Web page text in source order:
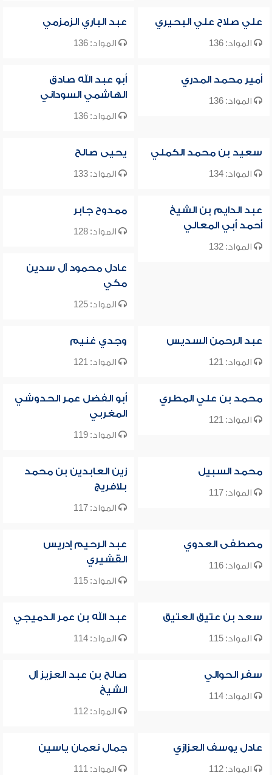
علي صلاح علي البحيري
المواد: 136
عبد الباري الزمزمي
المواد: 136
أمير محمد المدري
المواد: 136
أبو عبد الله صادق
الهاشمي السوداني
المواد: 136
سعيد بن محمد الكملي
المواد: 134
يحيى صالح
المواد: 133
عبد الدايم بن الشيخ
أحمد أبي المعالي
المواد: 132
ممدوح جابر
المواد: 128
عادل محمود آل سدين
مكي
المواد: 125
عبد الرحمن السديس
المواد: 121
وجدي غنيم
المواد: 121
محمد بن علي المطري
المواد: 121
أبو الفضل عمر الحدوشي
المغربي
المواد: 119
محمد السبيل
المواد: 117
زين العابدين بن محمد
بلافريج
المواد: 117
مصطفى العدوي
المواد: 116
عبد الرحيم إدريس
القشيري
المواد: 115
سعد بن عتيق العتيق
المواد: 115
عبد الله بن عمر الدميجي
المواد: 114
سفر الحوالي
المواد: 114
صالح بن عبد العزيز آل
الشيخ
المواد: 112
عادل يوسف العزازي
المواد: 112
جمال نعمان ياسين
المواد: 111